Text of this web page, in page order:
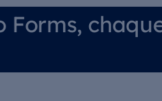
Forms,